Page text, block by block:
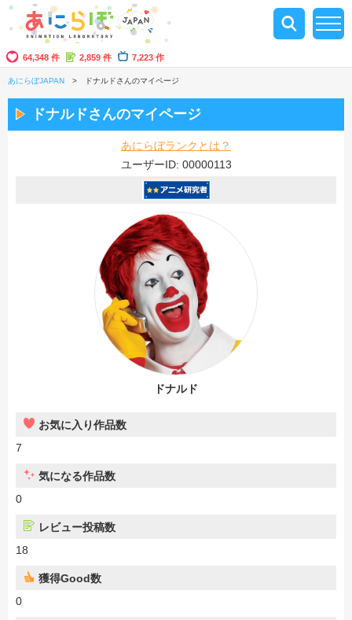
64,348 件 2,859 件 7,223 作
あにらぼJAPAN ドナルドさんのマイページ
ドナルドさんのマイページ
あにらぼランクとは？
ユーザーID: 00000113
ドナルド
お気に入り作品数
7
気になる作品数
0
レビュー投稿数
18
獲得Good数
0